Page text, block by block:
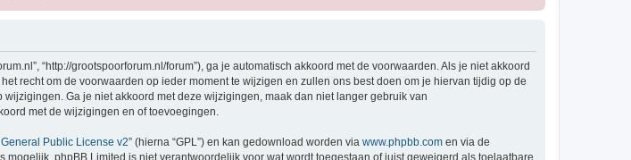
“http://grootspoorforum.nl/forum”), ga je automatisch akkoord met de voorwaarden. Als je niet akkoord
recht om de voorwaarden op ieder moment te wijzigen en zullen ons best doen om je hiervan tijdig op de
Ga je niet akkoord met deze wijzigingen, maak dan niet langer gebruik van
met de wijzigingen en of toevoegingen.
Public License v2” (hierna “GPL”) en kan gedownload worden via www.phpbb.com en via de
mogelijk. phpBB Limited is niet verantwoordelijk voor wat wordt toegestaan of juist geweigerd als toelaatbare